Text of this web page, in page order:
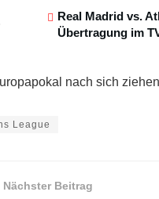
Real Madrid vs.
Übertragung im
nach sich
League
Nächster Beitrag